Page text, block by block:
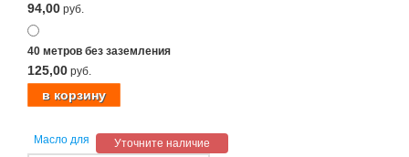
94,00 руб.
40 метров без заземления
125,00 руб.
Уточните наличие
Масло для